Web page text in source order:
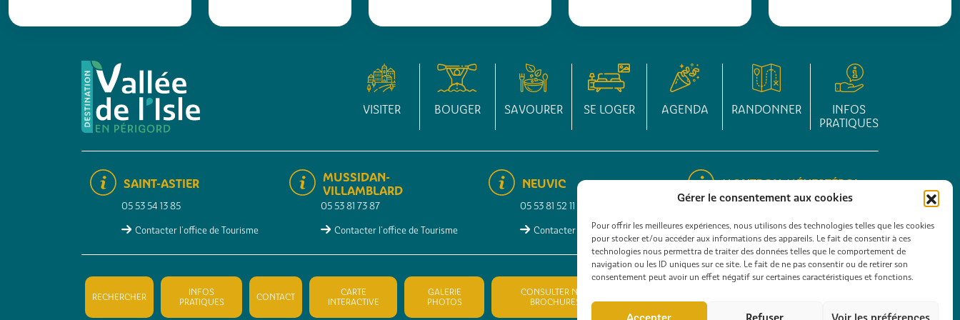
Gérer le consentement aux cookies
Pour offrir les meilleures expériences, nous utilisons des technologies telles que les cookies
pour stocker et/ou accéder aux informations des appareils. Le fait de consentir à ces
technologies nous permettra de traiter des données telles que le comportement de
navigation ou les ID uniques sur ce site. Le fait de ne pas consentir ou de retirer son
consentement peut avoir un effet négatif sur certaines caractéristiques et fonctions.
VISITER BOUGER SAVOURER SE LOGER AGENDA RANDONNER
INFOS
PRATIQUES
SAINT-ASTIER
05 53 54 13 85
Contacter l'office de Tourisme
MUSSIDAN-
VILLAMBLARD
05 53 81 73 87
Contacter l'office de Tourisme
NEUVIC
05 53 81 52 11
Contacter l'office de Tourisme
MONTPON-MÉNESTÉROL
Contacter l'office de Tourisme
RECHERCHER
INFOS
PRATIQUES
CONTACT
CARTE
INTERACTIVE
GALERIE
PHOTOS
CONSULTER NOS
BROCHURES
PRO